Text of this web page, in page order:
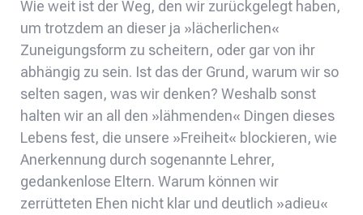
Wie weit ist der Weg, den wir zurückgelegt haben,
um trotzdem an dieser ja »lächerlichen«
Zuneigungsform zu scheitern, oder gar von ihr
abhängig zu sein. Ist das der Grund, warum wir so
selten sagen, was wir denken? Weshalb sonst
halten wir an all den »lähmenden« Dingen dieses
Lebens fest, die unsere »Freiheit« blockieren, wie
Anerkennung durch sogenannte Lehrer,
gedankenlose Eltern. Warum können wir
zerrütteten Ehen nicht klar und deutlich »adieu«